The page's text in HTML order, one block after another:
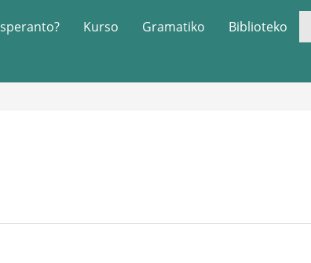
Kurso Gramatiko Biblioteko